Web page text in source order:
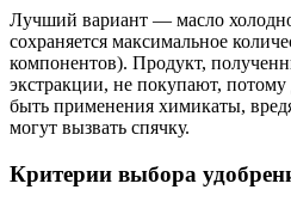
Лучший вариант — масло
сохраняется максимальное
компонентов). Продукт,
экстракции, не покупают, потому
быть применения химикаты,
могут вызвать спячку.
Критерии выбора